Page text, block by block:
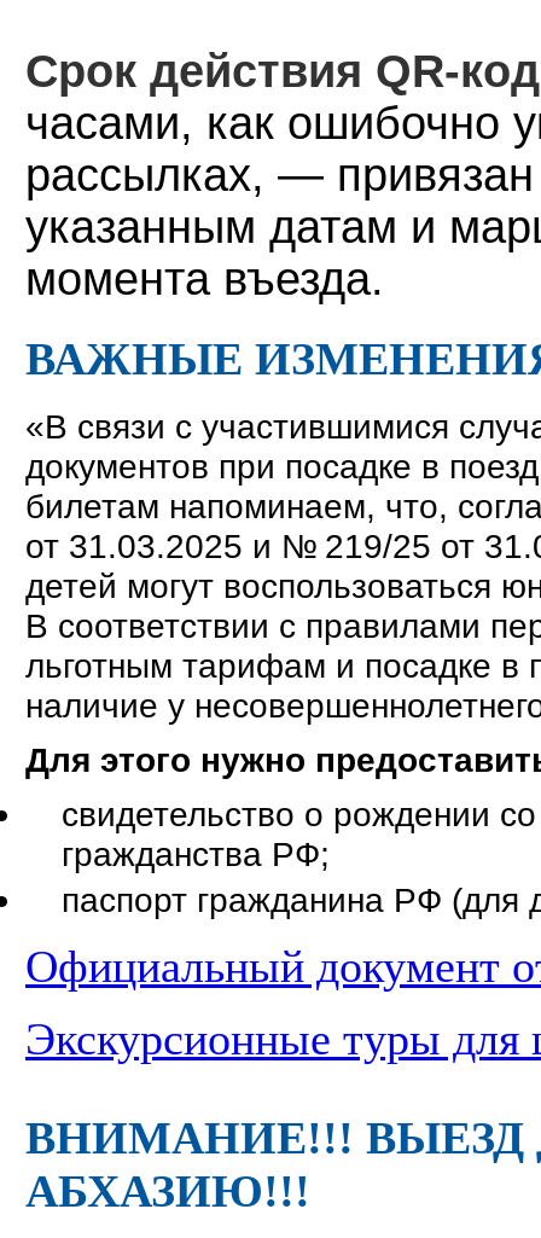
Срок действия QR-
часами, как ошибочно
рассылках, — привязан
указанным датам и
момента въезда.
ВАЖНЫЕ
«В связи с участившимися
документов при посадке в
билетам напоминаем, что,
от 31.03.2025 и № 219/25 от
детей могут воспользоваться
В соответствии с правилами
льготным тарифам и посадке в
наличие у
Для этого нужно
свидетельство о рождении
гражданства РФ;
паспорт гражданина РФ (для
Официальный документ
Экскурсионные туры для
ВНИМАНИЕ!!! ВЫЕЗД
АБХАЗИЮ!!!